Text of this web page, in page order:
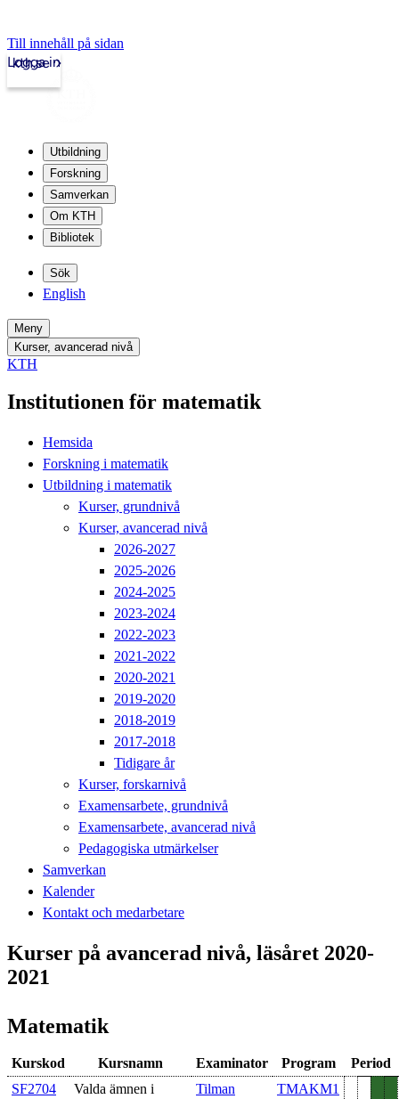
Till innehåll på sidan
kth.se
Logga in
Utbildning
Forskning
Samverkan
Om KTH
Bibliotek
Sök
English
Meny
Kurser, avancerad nivå
KTH
Institutionen för matematik
Hemsida
Forskning i matematik
Utbildning i matematik
Kurser, grundnivå
Kurser, avancerad nivå
2026-2027
2025-2026
2024-2025
2023-2024
2022-2023
2021-2022
2020-2021
2019-2020
2018-2019
2017-2018
Tidigare år
Kurser, forskarnivå
Examensarbete, grundnivå
Examensarbete, avancerad nivå
Pedagogiska utmärkelser
Samverkan
Kalender
Kontakt och medarbetare
Kurser på avancerad nivå, läsåret 2020-
2021
Matematik
Kurskod Kursnamn Examinator Program
Period
SF2704
Valda ämnen i
Tilman
TMAKM1